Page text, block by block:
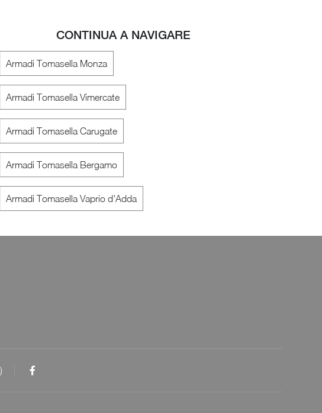
Frame
CONTINUA A NAVIGARE
Armadi Tomasella Monza
Armadi Tomasella Vimercate
Armadi Tomasella Carugate
Armadi Tomasella Bergamo
Armadi Tomasella Vaprio d'Adda